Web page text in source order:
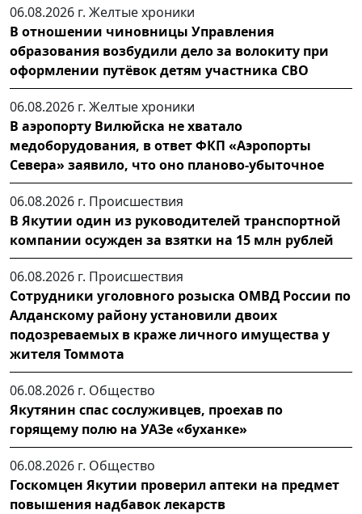
06.08.2026 г. Желтые хроники
В отношении чиновницы Управления
образования возбудили дело за волокиту при
оформлении путёвок детям участника СВО
06.08.2026 г. Желтые хроники
В аэропорту Вилюйска не хватало
медоборудования, в ответ ФКП «Аэропорты
Севера» заявило, что оно планово-убыточное
06.08.2026 г. Происшествия
В Якутии один из руководителей транспортной
компании осужден за взятки на 15 млн рублей
06.08.2026 г. Происшествия
Сотрудники уголовного розыска ОМВД России по
Алданскому району установили двоих
подозреваемых в краже личного имущества у
жителя Томмота
06.08.2026 г. Общество
Якутянин спас сослуживцев, проехав по
горящему полю на УАЗе «буханке»
06.08.2026 г. Общество
Госкомцен Якутии проверил аптеки на предмет
повышения надбавок лекарств